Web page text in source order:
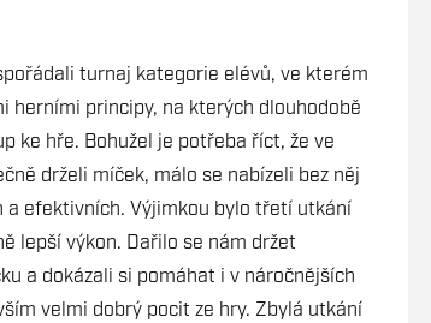
turnaj kategorie elévů, ve kterém
herními principy, na kterých dlouhodobě
ke hře. Bohužel je potřeba říct, že ve
drželi míček, málo se nabízeli bez něj
efektivních. Výjimkou bylo třetí utkání
lepší výkon. Dařilo se nám držet
a dokázali si pomáhat i v náročnějších
velmi dobrý pocit ze hry. Zbylá utkání